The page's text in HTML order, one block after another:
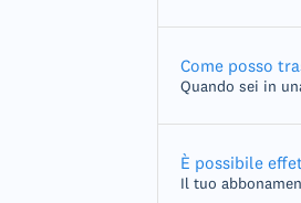
Come posso
Quando sei in
È possibile
Il tuo